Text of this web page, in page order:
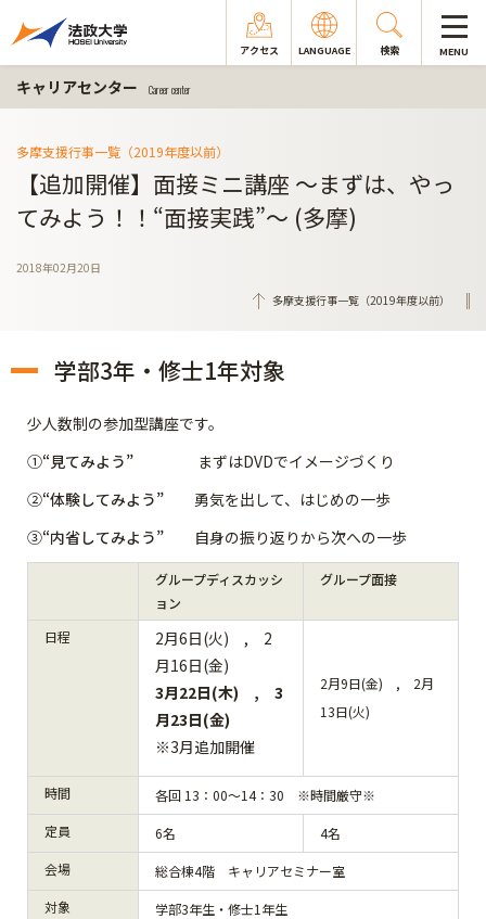
アクセス LANGUAGE 検索 MENU
キャリアセンター Career center
多摩支援行事一覧（2019年度以前）
【追加開催】面接ミニ講座 ～まずは、やっ
てみよう！！“面接実践”～ (多摩)
2018年02月20日
多摩支援行事一覧（2019年度以前）
学部3年・修士1年対象
少人数制の参加型講座です。
①“見てみよう” まずはDVDでイメージづくり
②“体験してみよう”
勇気を出して、はじめの一歩
③“内省してみよう” 自身の振り返りから次への一歩
グループディスカッシ
ョン
グループ面接
日程
2月6日(火) , 2
月16日(金)
3月22日(木) , 3
月23日(金)
※3月追加開催
2月9日(金) , 2月
13日(火)
時間
各回 13：00～14：30 ※時間厳守※
定員
6名
4名
会場
総合棟4階 キャリアセミナー室
対象
学部3年生・修士1年生